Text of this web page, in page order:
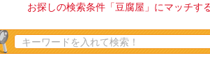
お探しの検索条件「豆腐屋」にマッチす